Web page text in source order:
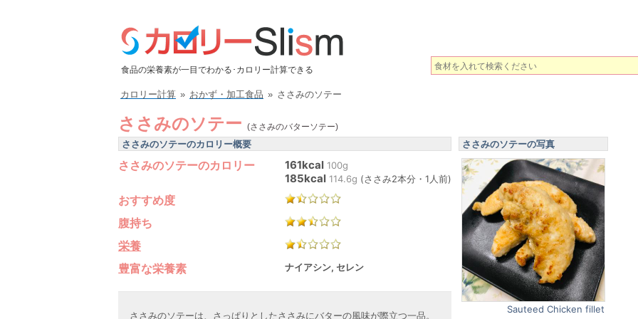
食品の栄養素が一目でわかる･カロリー計算できる
カロリー計算 » おかず・加工食品 » ささみのソテー
ささみのソテー (ささみのバターソテー)
ささみのソテーのカロリー概要
ささみのソテーのカロリー 161kcal 100g
185kcal 114.6g (ささみ2本分・1人前)
おすすめ度
腹持ち
栄養
豊富な栄養素
ナイアシン, セレン
ささみのソテーは、さっぱりとしたささみにバターの風味が際立つ一品。
ささみのソテーの写真
Sauteed Chicken fillet